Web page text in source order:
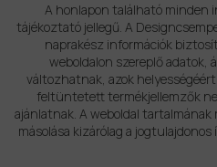
A honlapon található minden
tájékoztató jellegű. A
naprakész információk
weboldalon szereplő adatok,
változhatnak, azok
feltüntetett termékjellemzők
ajánlatnak. A weboldal
másolása kizárólag a